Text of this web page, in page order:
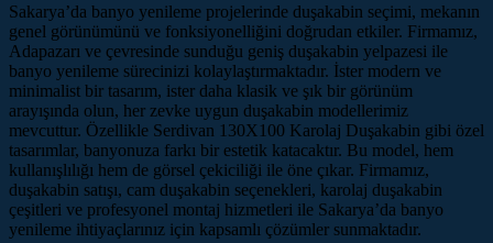
Sakarya’da banyo yenileme projelerinde duşakabin seçimi, mekanın
genel görünümünü ve fonksiyonelliğini doğrudan etkiler. Firmamız,
Adapazarı ve çevresinde sunduğu geniş duşakabin yelpazesi ile
banyo yenileme sürecinizi kolaylaştırmaktadır. İster modern ve
minimalist bir tasarım, ister daha klasik ve şık bir görünüm
arayışında olun, her zevke uygun duşakabin modellerimiz
mevcuttur. Özellikle Serdivan 130X100 Karolaj Duşakabin gibi özel
tasarımlar, banyonuza farkı bir estetik katacaktır. Bu model, hem
kullanışlılığı hem de görsel çekiciliği ile öne çıkar. Firmamız,
duşakabin satışı, cam duşakabin seçenekleri, karolaj duşakabin
çeşitleri ve profesyonel montaj hizmetleri ile Sakarya’da banyo
yenileme ihtiyaçlarınız için kapsamlı çözümler sunmaktadır.